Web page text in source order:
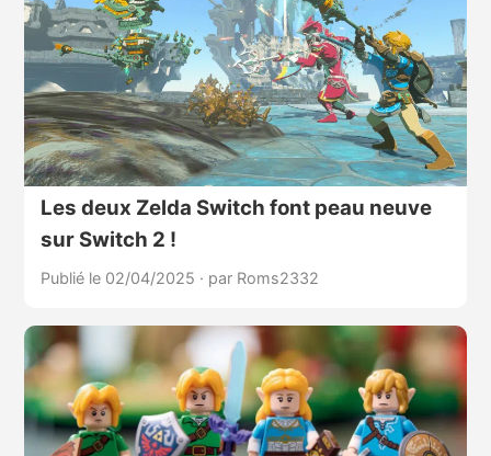
Les deux Zelda Switch font peau neuve
sur Switch 2 !
Publié le 02/04/2025 · par Roms2332